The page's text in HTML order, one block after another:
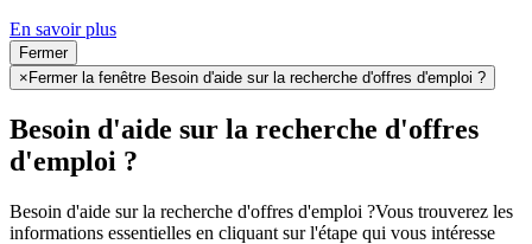
En savoir plus
Fermer
×Fermer la fenêtre Besoin d'aide sur la recherche d'offres d'emploi ?
Besoin d'aide sur la recherche d'offres
d'emploi ?
Besoin d'aide sur la recherche d'offres d'emploi ?Vous trouverez les
informations essentielles en cliquant sur l'étape qui vous intéresse